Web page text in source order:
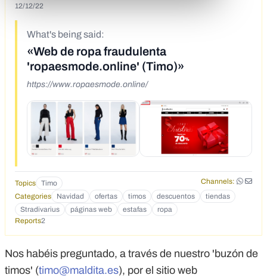
12/12/22
What's being said:
«Web de ropa fraudulenta
'ropaesmode.online' (Timo)»
https://www.ropaesmode.online/
Topics Timo
Channels:
Categories
Navidad ofertas timos descuentos
tiendas
Stradivarius
páginas web estafas
ropa
Reports2
Nos habéis preguntado, a través de nuestro 'buzón de
timos' (timo@maldita.es), por el sitio web